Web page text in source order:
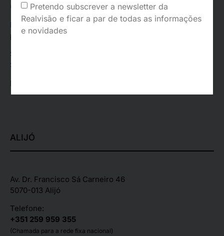
(Chamada para a rede móvel nacional)
Email:
posvenda_vr@realvisao.pt
Segunda – Sexta:
Sábado:
Registado na ERS:
ALIJÓ
Av. Dr. Francisco Sá Carneiro 46
5070-013 Alijó
Telefone:
+351 259 959 355
(Chamada para a rede fixa nacional)
Pretendo subscrever a newsletter da
Realvisão e ficar a par de todas as informações
e novidades